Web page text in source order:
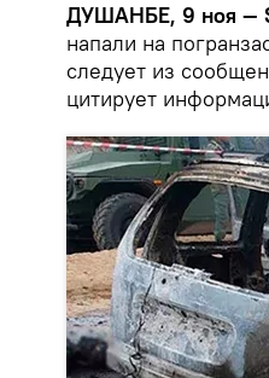
ДУШАНБЕ, 9 ноя —
напали на
следует из
цитирует